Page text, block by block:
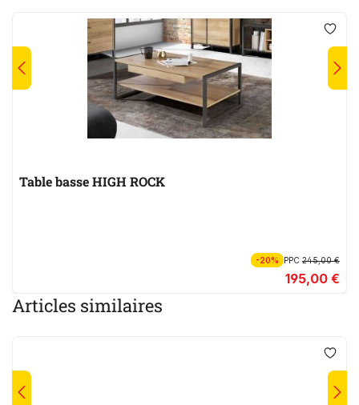
Table basse HIGH ROCK
-20% PPC245,00 €
195,00 €
Articles similaires